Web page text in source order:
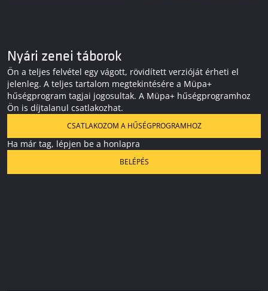
Nyári zenei táborok
Ön a teljes felvétel egy vágott, rövidített verzióját érheti el
jelenleg. A teljes tartalom megtekintésére a Müpa+
hűségprogram tagjai jogosultak. A Müpa+ hűségprogramhoz
Ön is díjtalanul csatlakozhat.
CSATLAKOZOM A HŰSÉGPROGRAMHOZ
Ha már tag, lépjen be a honlapra
BELÉPÉS